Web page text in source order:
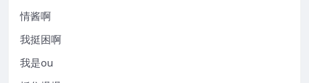
情酱啊
我挺困啊
我是ou